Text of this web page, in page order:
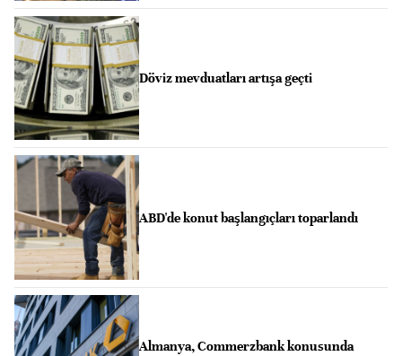
Döviz mevduatları artışa geçti
ABD'de konut başlangıçları toparlandı
Almanya, Commerzbank konusunda